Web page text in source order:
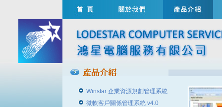
Winstar 企業資源規劃管理系統
微軟客戶關係管理系統 v4.0